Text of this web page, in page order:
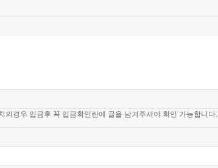
의경우 입금후 꼭 입금확인란에 글을 남겨주셔야 확인 가능합니다.